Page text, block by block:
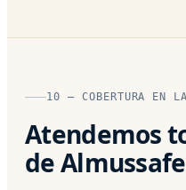
10 — COBERTURA EN
Atendemos
de